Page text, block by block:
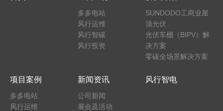
多多电站
风行运维
风行智碳
风行投资
SUNDODO工商业屋
顶光伏
光伏车棚（BIPV）解
决方案
零碳全场景解决方案
项目案例
多多电站
风行运维
新闻资讯
公司新闻
展会及活动
风行智电